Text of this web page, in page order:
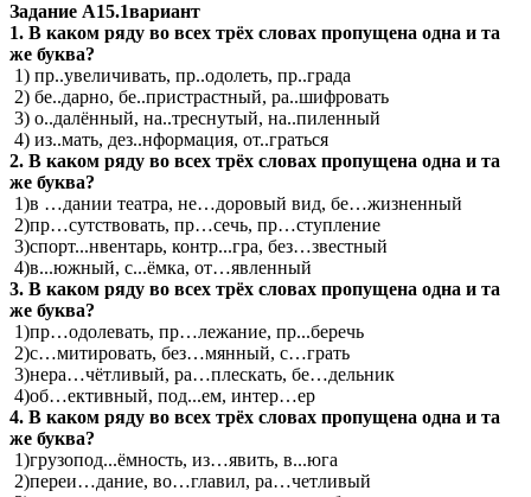
Задание А15.1вариант
1. В каком ряду во всех трёх словах пропущена одна и та
же буква?
1) пр..увеличивать, пр..одолеть, пр..града
2) бе..дарно, бе..пристрастный, ра..шифровать
3) о..далённый, на..треснутый, на..пиленный
4) из..мать, дез..нформация, от..граться
2. В каком ряду во всех трёх словах пропущена одна и та
же буква?
1)в …дании театра, не…доровый вид, бе…жизненный
2)пр…сутствовать, пр…сечь, пр…ступление
3)спорт...нвентарь, контр...гра, без…звестный
4)в...южный, с...ёмка, от…явленный
3. В каком ряду во всех трёх словах пропущена одна и та
же буква?
1)пр…одолевать, пр…лежание, пр...беречь
2)с…митировать, без…мянный, с…грать
3)нера…чётливый, ра…плескать, бе…дельник
4)об…ективный, под...ем, интер…ер
4. В каком ряду во всех трёх словах пропущена одна и та
же буква?
1)грузопод...ёмность, из…явить, в...юга
2)переи…дание, во…главил, ра…четливый